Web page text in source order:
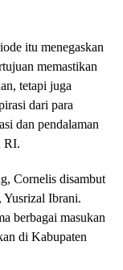
itu menegaskan
memastikan
tetapi juga
dari para
dan pendalaman
RI.
Cornelis disambut
Ibrani.
berbagai masukan
di Kabupaten